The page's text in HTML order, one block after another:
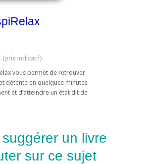
vous permet de retrouver
détente en quelques minutes
et d’atteindre un état dit de
un livre
sur ce sujet